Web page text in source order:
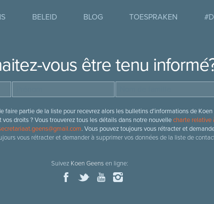
BELEID BLOG TOESPRAKEN
vous être tenu
partie de la liste pour recevrez alors les bulletins d’informations de
droits ? Vous trouverez tous les détails dans notre nouvellecharte relative
. Vous pouvez toujours vous rétracter et
vous rétracter et demander à supprimer vos données de la liste de
Suivez Koen Geensen ligne: